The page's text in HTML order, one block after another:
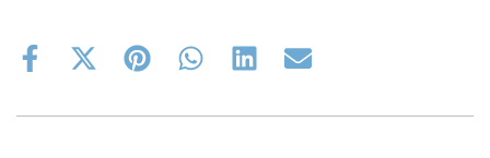
Share
Share
(Twitter)
Share Share Share Share